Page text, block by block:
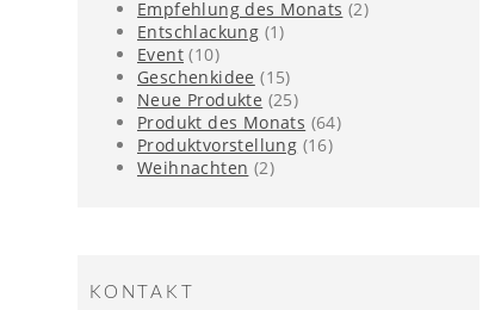
Empfehlung des Monats (2)
Entschlackung (1)
Event (10)
Geschenkidee (15)
Neue Produkte (25)
Produkt des Monats (64)
Produktvorstellung (16)
Weihnachten (2)
KONTAKT